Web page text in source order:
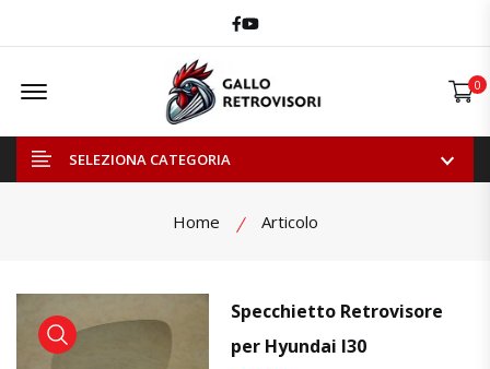
Facebook
Youtube
Offcanvas Menu Open 0
SELEZIONA CATEGORIA
Home Articolo
visualizza prodotto visualizza prodotto
Specchietto Retrovisore
per Hyundai I30